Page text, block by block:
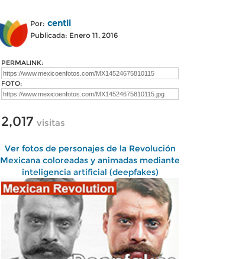
Por: centli
Publicada: Enero 11, 2016
PERMALINK:
FOTO:
2,017 visitas
Ver fotos de personajes de la Revolución
Mexicana coloreadas y animadas mediante
inteligencia artificial (deepfakes)